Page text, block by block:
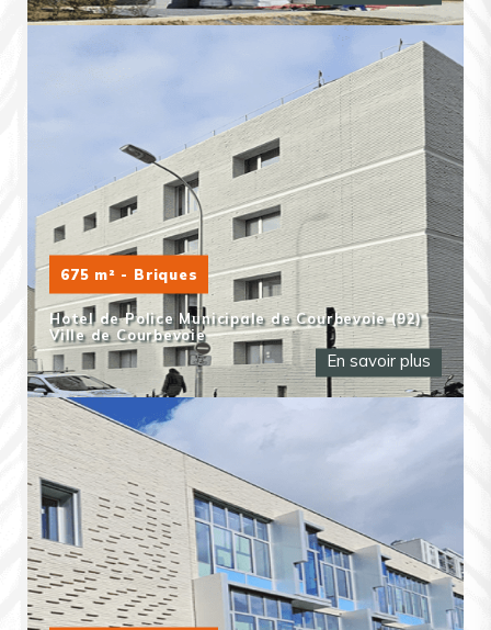
675 m² - Briques
Hotel de Police Municipale de Courbevoie (92)
Ville de Courbevoie
En savoir plus